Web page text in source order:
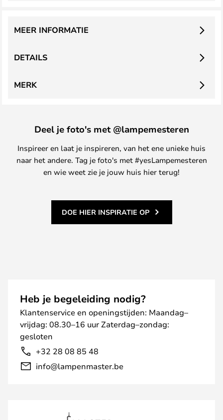
DETAILS
MEER INFORMATIE
MERK
Deel je foto's met @lampemesteren
Inspireer en laat je inspireren, van het ene unieke huis
naar het andere. Tag je foto's met #yesLampemesteren
en wie weet zie je jouw huis hier terug!
DOE HIER INSPIRATIE OP
Heb je begeleiding nodig?
Klantenservice en openingstijden: Maandag–
vrijdag: 08.30–16 uur Zaterdag–zondag:
gesloten
+32 28 08 85 48
info@lampenmaster.be